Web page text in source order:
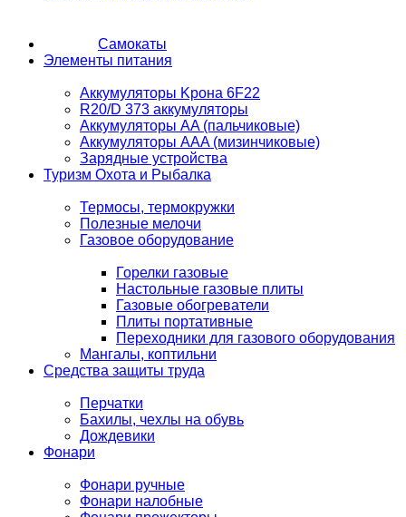
Самокаты
Элементы питания
Аккумуляторы Kрона 6F22
R20/D 373 аккумуляторы
Аккумуляторы AA (пальчиковые)
Аккумуляторы AAA (мизинчиковые)
Зарядные устройства
Туризм Охота и Рыбалка
Термосы, термокружки
Полезные мелочи
Газовое оборудование
Горелки газовые
Настольные газовые плиты
Газовые обогреватели
Плиты портативные
Переходники для газового оборудования
Мангалы, коптильни
Средства защиты труда
Перчатки
Бахилы, чехлы на обувь
Дождевики
Фонари
Фонари ручные
Фонари налобные